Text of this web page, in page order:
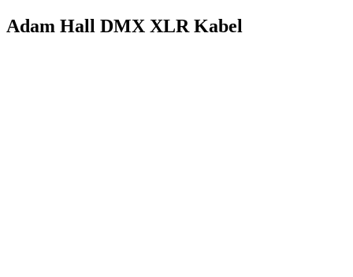
Adam Hall DMX XLR Kabel